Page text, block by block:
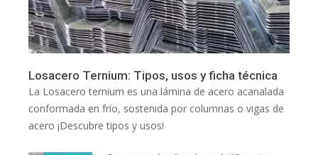
Losacero Ternium: Tipos, usos y ficha técnica
La Losacero ternium es una lámina de acero acanalada
conformada en frío, sostenida por columnas o vigas de
acero ¡Descubre tipos y usos!